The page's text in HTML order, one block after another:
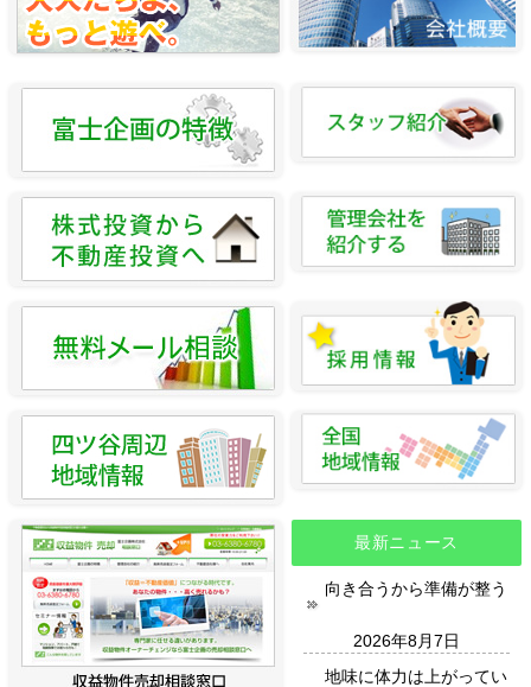
最新ニュース
向き合うから準備が整う
2026年8月7日
地味に体力は上がってい